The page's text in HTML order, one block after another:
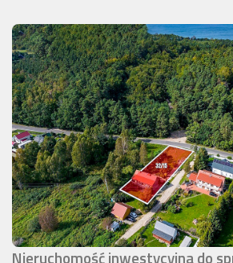
Nieruchomość inwestycyjna do